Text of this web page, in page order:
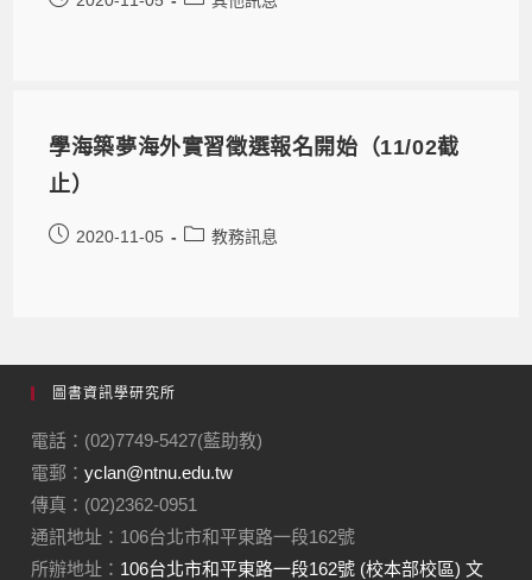
學海築夢海外實習徵選報名開始（11/02截
止）
2020-11-05 教務訊息
圖書資訊學研究所
電話：(02)7749-5427(藍助教)
電郵：yclan@ntnu.edu.tw
傳真：(02)2362-0951
通訊地址：106台北市和平東路一段162號
所辦地址： 106台北市和平東路一段162號 (校本部校區) 文